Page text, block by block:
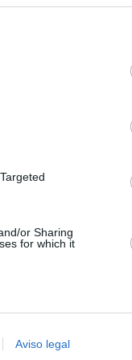
or Sharing
for which it
Aviso legal
Senado en
en las
Supremo